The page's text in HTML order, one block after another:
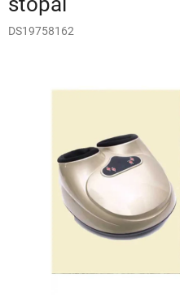
DS19758162